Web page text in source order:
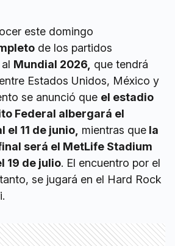
este domingo
de los partidos
Mundial 2026 que tendrá
Estados Unidos, México y
se anunció que el estadio
Federal albergará el
11 de junio, mientras que la
será el MetLife Stadium
19 de julio. El encuentro por el
se jugará en el Hard Rock